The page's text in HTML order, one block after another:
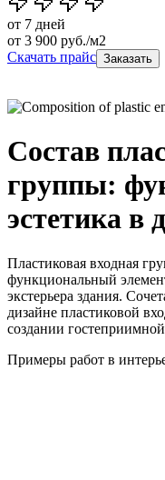
от 7 дней
от 3 900 руб./м2
Скачать прайс Заказать
Состав
группы:
эстетика в
Пластиковая входная
функциональный
экстерьера здания.
дизайне пластиковой
создании
Примеры работ в